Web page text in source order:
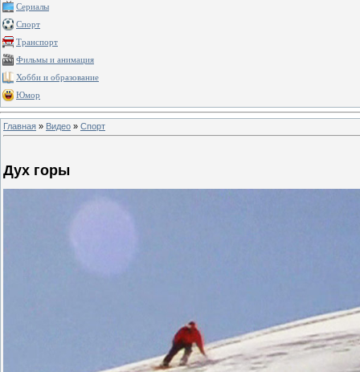
Сериалы
Спорт
Транспорт
Фильмы и анимация
Хобби и образование
Юмор
Главная » Видео » Спорт
Дух горы